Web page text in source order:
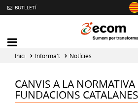
BUTLLETÍ
Mobile
menu
toggler
Inici Informa't Notícies
CANVIS A LA NORMATIVA
FUNDACIONS CATALANES